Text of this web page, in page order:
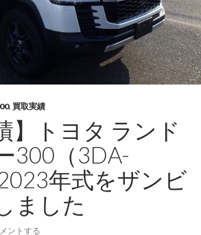
, 買取実績
】トヨタ ランド
300（3DA-
年式をザンビ
ました
ントする